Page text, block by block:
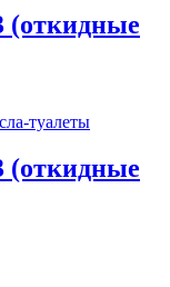
(откидные
туалеты
(откидные